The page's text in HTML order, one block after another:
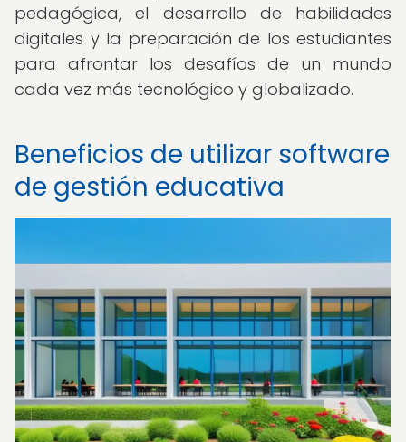
pedagógica, el desarrollo de habilidades
digitales y la preparación de los estudiantes
para afrontar los desafíos de un mundo
cada vez más tecnológico y globalizado.
Beneficios de utilizar software
de gestión educativa